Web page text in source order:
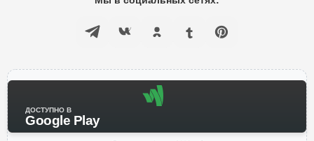
ДОСТУПНО В
Google Play